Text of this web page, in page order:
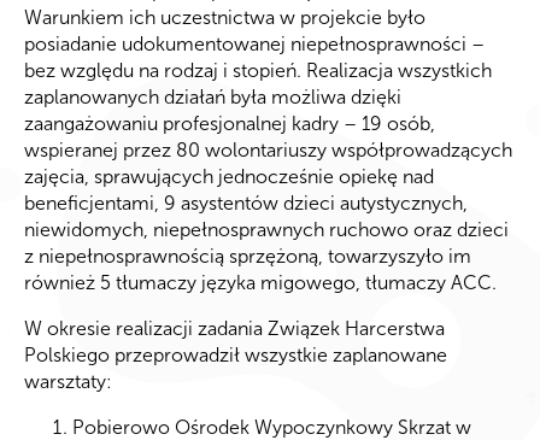
Warunkiem ich uczestnictwa w projekcie było
posiadanie udokumentowanej niepełnosprawności –
bez względu na rodzaj i stopień. Realizacja wszystkich
zaplanowanych działań była możliwa dzięki
zaangażowaniu profesjonalnej kadry – 19 osób,
wspieranej przez 80 wolontariuszy współprowadzących
zajęcia, sprawujących jednocześnie opiekę nad
beneficjentami, 9 asystentów dzieci autystycznych,
niewidomych, niepełnosprawnych ruchowo oraz dzieci
z niepełnosprawnością sprzężoną, towarzyszyło im
również 5 tłumaczy języka migowego, tłumaczy ACC.
W okresie realizacji zadania Związek Harcerstwa
Polskiego przeprowadził wszystkie zaplanowane
warsztaty:
Pobierowo Ośrodek Wypoczynkowy Skrzat w